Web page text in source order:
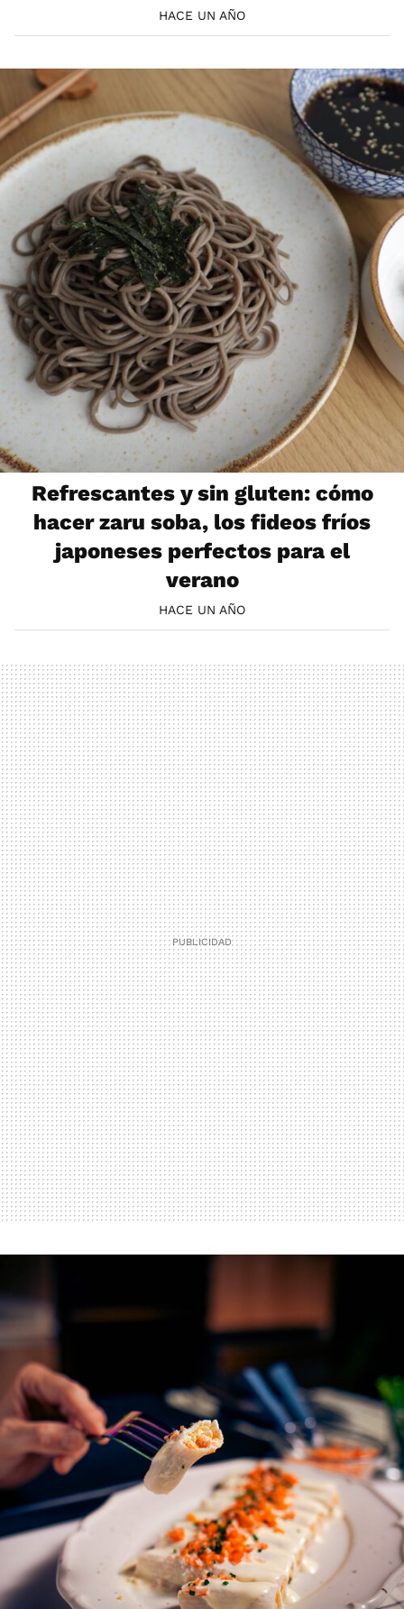
HACE UN AÑO
Refrescantes y sin gluten: cómo
hacer zaru soba, los fideos fríos
japoneses perfectos para el
verano
HACE UN AÑO